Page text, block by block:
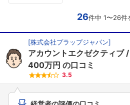
26件中 1〜26件
[株式会社プラップジャパン]
アカウントエクゼクティブ
400万円 の口コミ
3.5